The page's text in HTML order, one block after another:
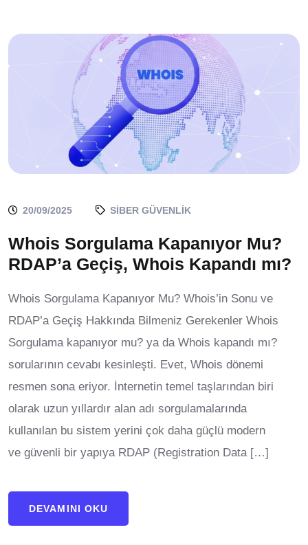
20/09/2025 SIBER GÜVENLIK
Whois Sorgulama Kapanıyor Mu?
RDAP’a Geçiş, Whois Kapandı mı?
Whois Sorgulama Kapanıyor Mu? Whois’in Sonu ve
RDAP’a Geçiş Hakkında Bilmeniz Gerekenler Whois
Sorgulama kapanıyor mu? ya da Whois kapandı mı?
sorularının cevabı kesinleşti. Evet, Whois dönemi
resmen sona eriyor. İnternetin​ temel taşlarından biri​
olarak uzun yıllardır alan adı sorgulamalarında
kullanılan bu sistem yerini çok daha güçlü modern
ve güvenli bir​ yapıya RDAP (Registration Data […]
DEVAMINI OKU